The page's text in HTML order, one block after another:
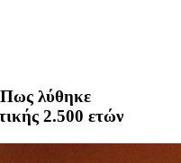
λύθηκε
2.500 ετών